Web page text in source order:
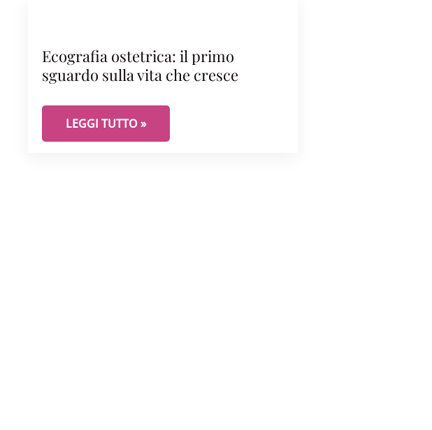
Ecografia ostetrica: il primo
sguardo sulla vita che cresce
ECOGRAFIA OSTETRICA: IL PRIMO SGUARDO SULLA VITA CHE CRESCE
LEGGI TUTTO »